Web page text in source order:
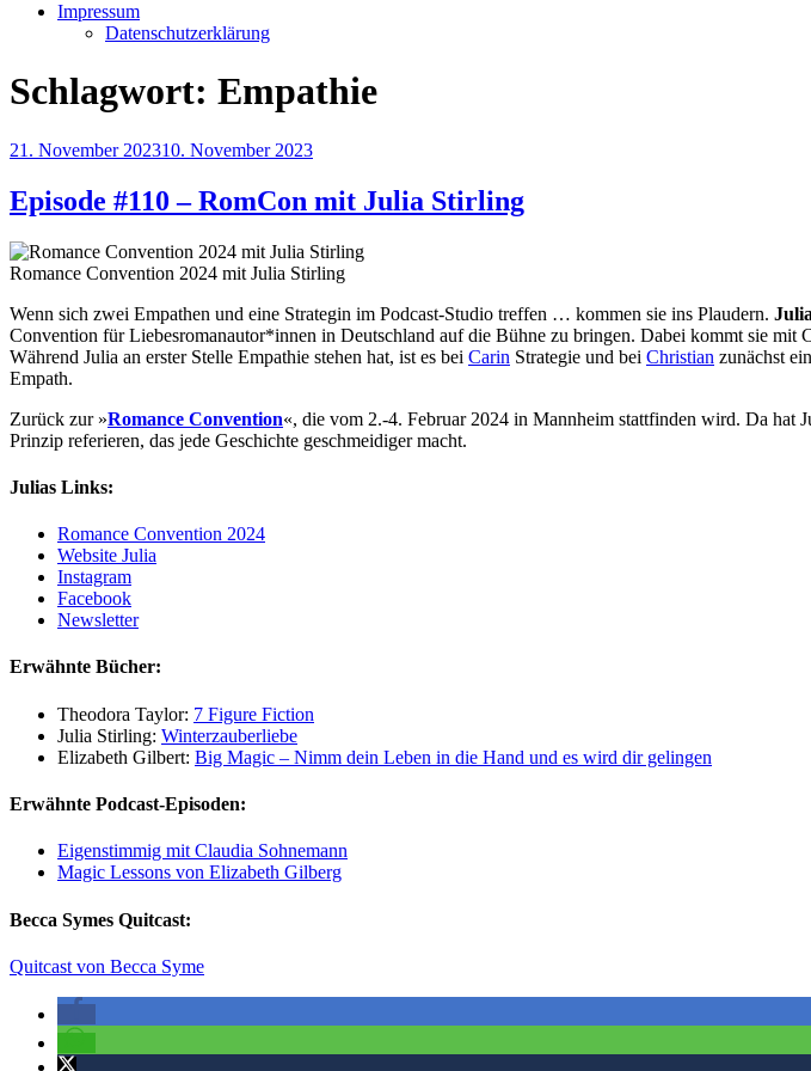
Impressum
Datenschutzerklärung
Schlagwort: Empathie
Veröffentlicht
21. November 202310. November 2023
Episode #110 – RomCon mit Julia Stirling
Romance Convention 2024 mit Julia Stirling
Wenn sich zwei Empathen und eine Strategin im Podcast-Studio treffen … kommen sie ins Plaudern.
Convention für Liebesromanautor*innen in Deutschland auf die Bühne zu bringen. Dabei kommt sie mit
Während Julia an erster Stelle Empathie stehen hat, ist es bei Carin Strategie und bei Christian zunächst
Empath.
Zurück zur »Romance Convention«, die vom 2.-4. Februar 2024 in Mannheim stattfinden wird. Da hat
Prinzip referieren, das jede Geschichte geschmeidiger macht.
Julias Links:
Romance Convention 2024
Website Julia
Instagram
Facebook
Newsletter
Erwähnte Bücher:
Theodora Taylor: 7 Figure Fiction
Julia Stirling: Winterzauberliebe
Elizabeth Gilbert: Big Magic – Nimm dein Leben in die Hand und es wird dir gelingen
Erwähnte Podcast-Episoden:
Eigenstimmig mit Claudia Sohnemann
Magic Lessons von Elizabeth Gilberg
Becca Symes Quitcast:
Quitcast von Becca Syme